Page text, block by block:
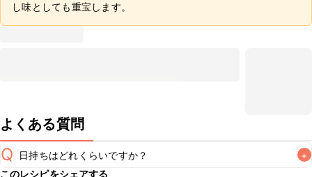
し味としても重宝します。
よくある質問
Q 日持ちはどれくらいですか？
+
このレシピをシェアする